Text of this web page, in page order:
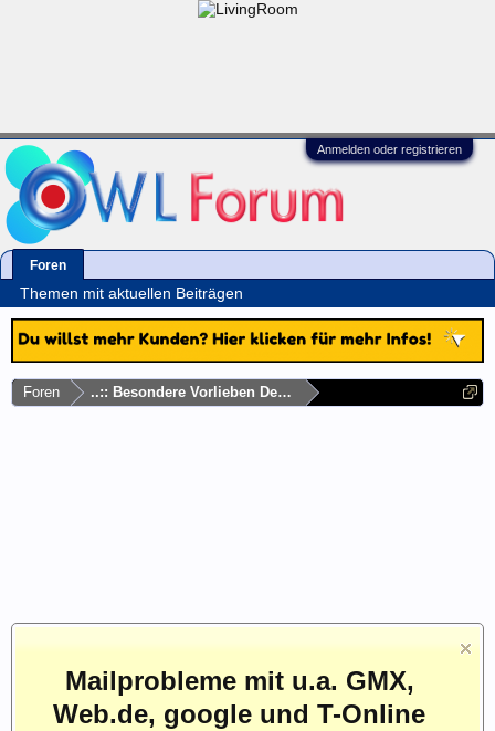
Anmelden oder registrieren
Foren ..:: Besondere Vorlieben Deutschlandweit ::..
Mailprobleme mit u.a. GMX,
Web.de, google und T-Online
Foren
Themen mit aktuellen Beiträgen